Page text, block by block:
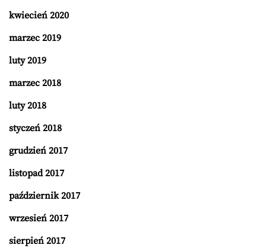
kwiecień 2020
marzec 2019
luty 2019
marzec 2018
luty 2018
styczeń 2018
grudzień 2017
listopad 2017
październik 2017
wrzesień 2017
sierpień 2017